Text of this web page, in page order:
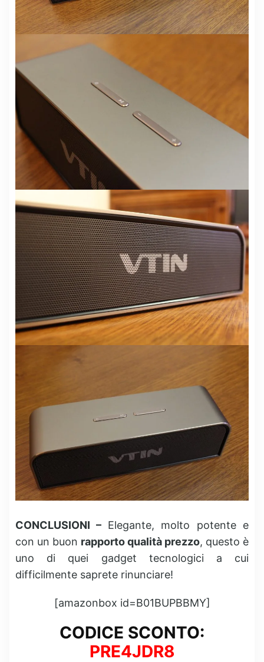
CONCLUSIONI – Elegante, molto potente e
con un buon rapporto qualità prezzo, questo è
uno di quei gadget tecnologici a cui
difficilmente saprete rinunciare!
[amazonbox id=B01BUPBBMY]
CODICE SCONTO:
PRE4JDR8